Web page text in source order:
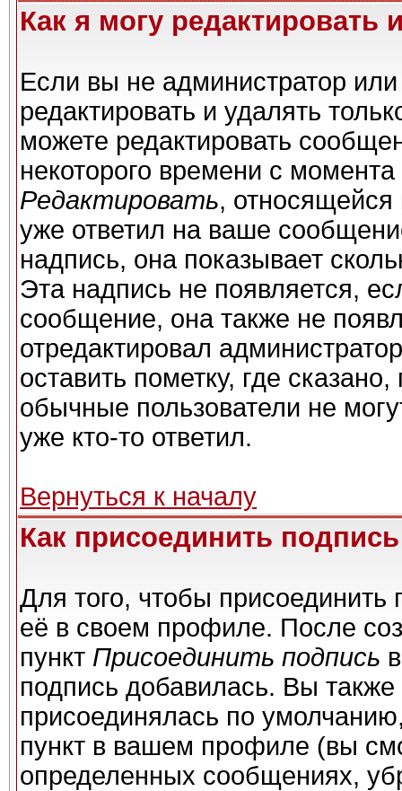
Как я могу
Если вы не администратор
редактировать и удалять
можете редактировать
некоторого времени с
Редактировать,
уже ответил на ваше
надпись, она показывает
Эта надпись не появляется,
сообщение, она также не
отредактировал
оставить пометку, где
обычные пользователи не
уже кто-то ответил.
Вернуться к началу
Как присоединить
Для того, чтобы
её в своем профиле. После
пункт Присоединить подпись
подпись добавилась. Вы
присоединялась по
пункт в вашем профиле (вы
определенных сообщениях,